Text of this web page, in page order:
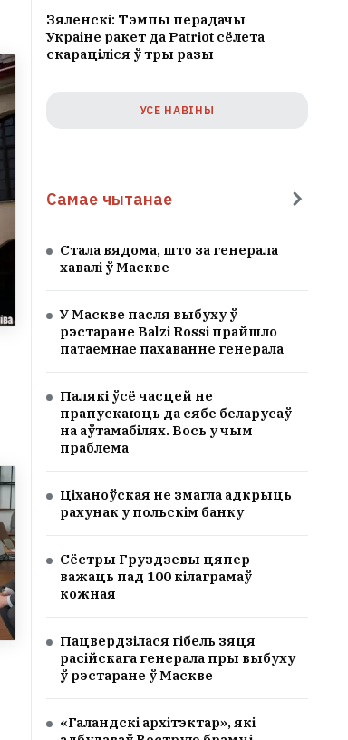
Зяленскі: Тэмпы перадачы
Украіне ракет да Patriot сёлета
скараціліся ў тры разы
УСЕ НАВІНЫ
Самае чытанае
Стала вядома, што за генерала
хавалі ў Маскве
У Маскве пасля выбуху ў
рэстаране Balzi Rossi прайшло
патаемнае пахаванне генерала
Палякі ўсё часцей не
прапускаюць да сябе беларусаў
на аўтамабілях. Вось у чым
праблема
Ціханоўская не змагла адкрыць
рахунак у польскім банку
Сёстры Груздзевы цяпер
важаць пад 100 кілаграмаў
кожная
Пацвердзілася гібель зяця
расійскага генерала пры выбуху
ў рэстаране ў Маскве
«Галандскі архітэктар», які